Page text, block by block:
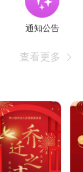
通知公告
查看更多 